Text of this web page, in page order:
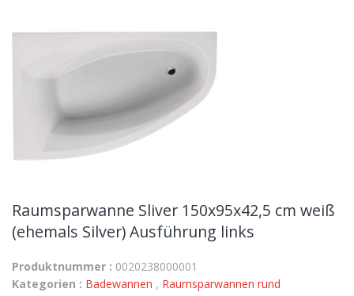
Raumsparwanne Sliver 150x95x42,5 cm weiß
(ehemals Silver) Ausführung links
Produktnummer : 0020238000001
Kategorien : Badewannen , Raumsparwannen rund